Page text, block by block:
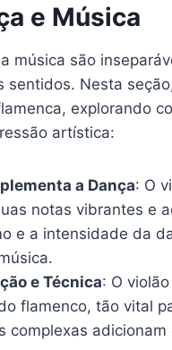
e Música
música são
Nesta
explorando
artística:
a Dança: O
notas vibrantes e
e a intensidade da
e Técnica: O
flamenco, tão vital
complexas